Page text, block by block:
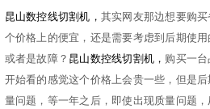
昆山数控线切割机， 其实网友那边想要购
个价格上的便宜，还是需要考虑到后期使
或者是故障？ 昆山数控线切割机 ， 购买一
开始看的感觉这个价格上会贵一些，但是
量问题，等一年之后，即使出现质量问题